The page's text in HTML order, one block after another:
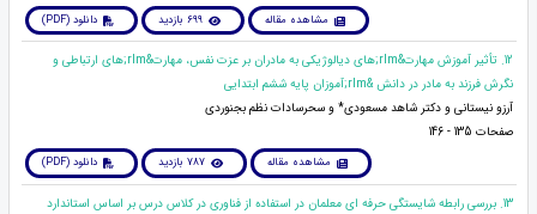
مشاهده مقاله 699 بازدید دانلود (PDF)
12. تأثیر آموزش مهارت&rlm;های دیالوژیکی به مادران بر عزت نفس، مهارت&rlm;های ارتباطی و
نگرش فرزند به مادر در دانش &rlm;آموزان پایه ششم ابتدایی
آرزو نیستانی و دکتر شاهد مسعودی* و سحرسادات نظم بجنوردی
صفحات 135 - 146
مشاهده مقاله 787 بازدید دانلود (PDF)
13. بررسی رابطه شایستگی حرفه ای معلمان در استفاده از فناوری در کلاس درس بر اساس استاندارد